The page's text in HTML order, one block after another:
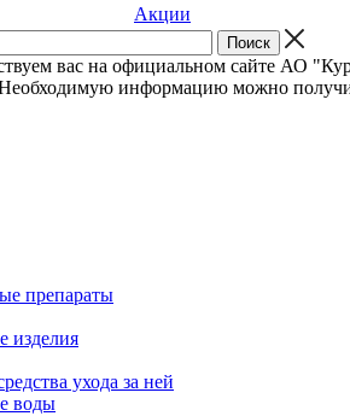
Акции
вас на официальном сайте АО
информацию можно
препараты
изделия
ухода за ней
воды